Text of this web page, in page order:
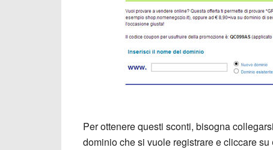
Per ottenere questi sconti, bisogna
dominio che si vuole registrare e cliccare su